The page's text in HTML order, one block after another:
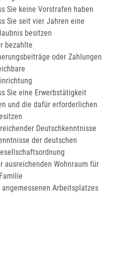
Sie keine Vorstrafen haben
Sie seit vier Jahren eine
besitzen
bezahlte
oder Zahlungen
Sie eine Erwerbstätigkeit
und die dafür erforderlichen
Deutschkenntnisse
der deutschen
ausreichenden Wohnraum für
angemessenen Arbeitsplatzes